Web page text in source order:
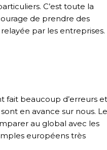
C’est toute la
de prendre des
par les entreprises.
fait beaucoup d’erreurs et
en avance sur nous. Le
au global avec les
européens très